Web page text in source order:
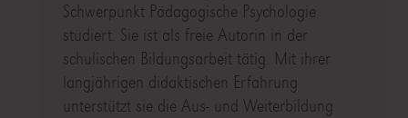
Schwerpunkt Pädagogische Psychologie
studiert. Sie ist als freie Autorin in der
schulischen Bildungsarbeit tätig. Mit ihrer
langjährigen didaktischen Erfahrung
unterstützt sie die Aus- und Weiterbildung